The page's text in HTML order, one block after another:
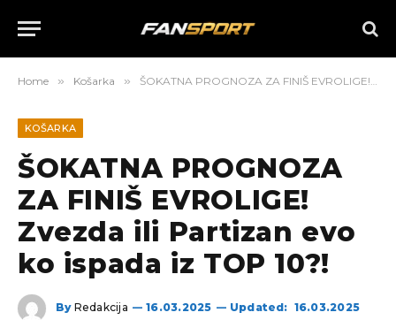
Home » Košarka » ŠOKATNA PROGNOZA ZA FINIŠ EVROLIGE! Zvezda ili Partizan evo ko ispada iz TOP 10?!
KOŠARKA
ŠOKATNA PROGNOZA
ZA FINIŠ EVROLIGE!
Zvezda ili Partizan evo
ko ispada iz TOP 10?!
By Redakcija 16.03.2025 Updated: 16.03.2025